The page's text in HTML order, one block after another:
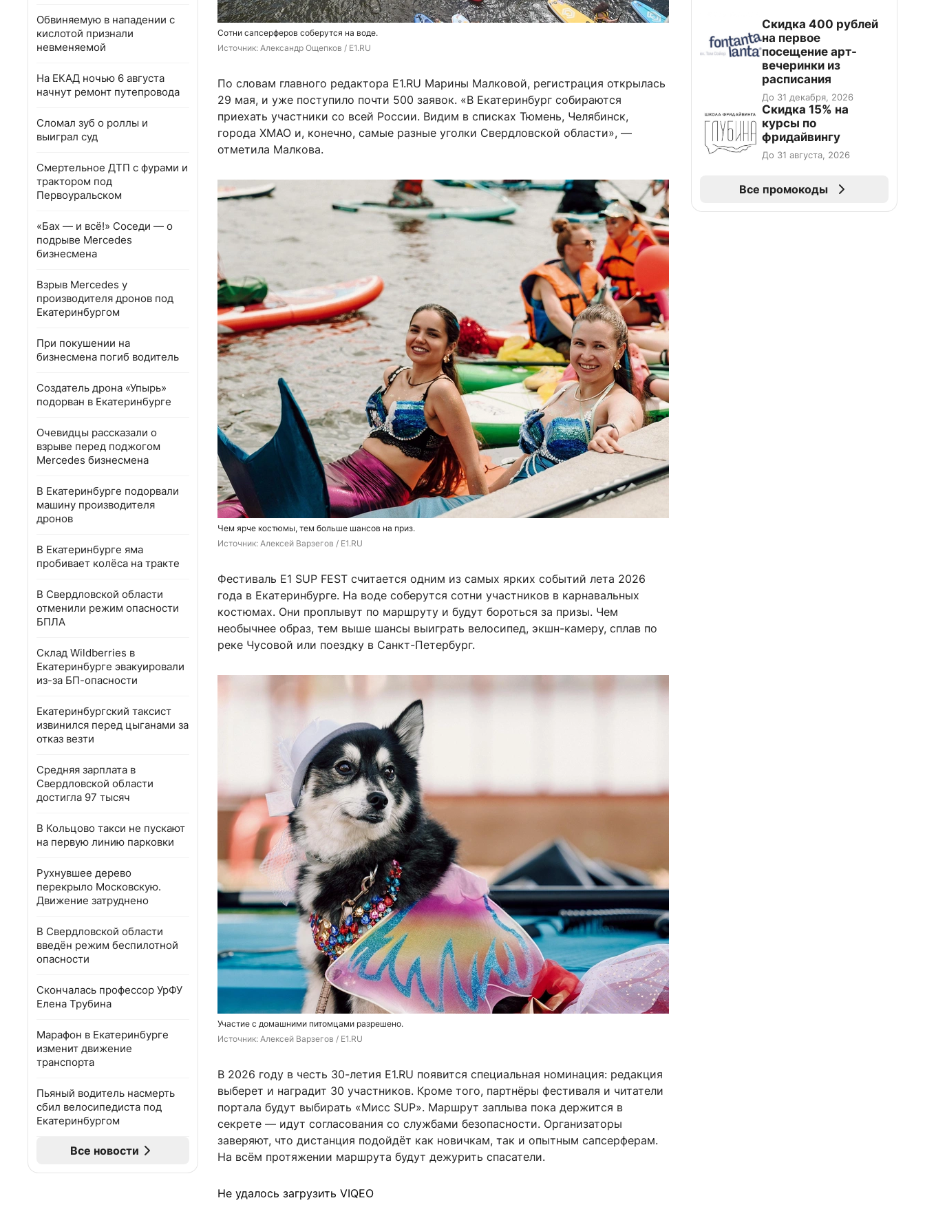
Обвиняемую в нападении с
кислотой признали
невменяемой
На ЕКАД ночью 6 августа
начнут ремонт путепровода
Сломал зуб о роллы и
выиграл суд
Смертельное ДТП с фурами и
трактором под
Первоуральском
«Бах — и всё!» Соседи — о
подрыве Mercedes
бизнесмена
Взрыв Mercedes у
производителя дронов под
Екатеринбургом
При покушении на
бизнесмена погиб водитель
Создатель дрона «Упырь»
подорван в Екатеринбурге
Очевидцы рассказали о
взрыве перед поджогом
Mercedes бизнесмена
В Екатеринбурге подорвали
машину производителя
дронов
В Екатеринбурге яма
пробивает колёса на тракте
В Свердловской области
отменили режим опасности
БПЛА
Склад Wildberries в
Екатеринбурге эвакуировали
из-за БП-опасности
Екатеринбургский таксист
извинился перед цыганами за
отказ везти
Средняя зарплата в
Свердловской области
достигла 97 тысяч
В Кольцово такси не пускают
на первую линию парковки
Рухнувшее дерево
перекрыло Московскую.
Движение затруднено
В Свердловской области
введён режим беспилотной
опасности
Скончалась профессор УрФУ
Елена Трубина
Марафон в Екатеринбурге
изменит движение
транспорта
Пьяный водитель насмерть
сбил велосипедиста под
Екатеринбургом
Все новости
Сотни сапсерферов соберутся на воде.
Источник: Александр Ощепков / E1.RU
По словам главного редактора E1.RU Марины Малковой, регистрация открылась
29 мая, и уже поступило почти 500 заявок. «В Екатеринбург собираются
приехать участники со всей России. Видим в списках Тюмень, Челябинск,
города ХМАО и, конечно, самые разные уголки Свердловской области», —
отметила Малкова.
Чем ярче костюмы, тем больше шансов на приз.
Источник: Алексей Варзегов / E1.RU
Фестиваль E1 SUP FEST считается одним из самых ярких событий лета 2026
года в Екатеринбурге. На воде соберутся сотни участников в карнавальных
костюмах. Они проплывут по маршруту и будут бороться за призы. Чем
необычнее образ, тем выше шансы выиграть велосипед, экшн-камеру, сплав по
реке Чусовой или поездку в Санкт-Петербург.
Участие с домашними питомцами разрешено.
Источник: Алексей Варзегов / E1.RU
В 2026 году в честь 30-летия E1.RU появится специальная номинация: редакция
выберет и наградит 30 участников. Кроме того, партнёры фестиваля и читатели
портала будут выбирать «Мисс SUP». Маршрут заплыва пока держится в
секрете — идут согласования со службами безопасности. Организаторы
заверяют, что дистанция подойдёт как новичкам, так и опытным сапсерферам.
На всём протяжении маршрута будут дежурить спасатели.
Не удалось загрузить VIQEO
Cкидка 400 рублей
на первое
посещение арт-
вечеринки из
расписания
До 31 декабря, 2026
Скидка 15% на
курсы по
фридайвингу
До 31 августа, 2026
Все промокоды